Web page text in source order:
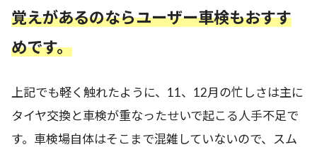
覚えがあるのならユーザー車検もおすす
めです。
上記でも軽く触れたように、11、12月の忙しさは主に
タイヤ交換と車検が重なったせいで起こる人手不足で
す。車検場自体はそこまで混雑していないので、スム